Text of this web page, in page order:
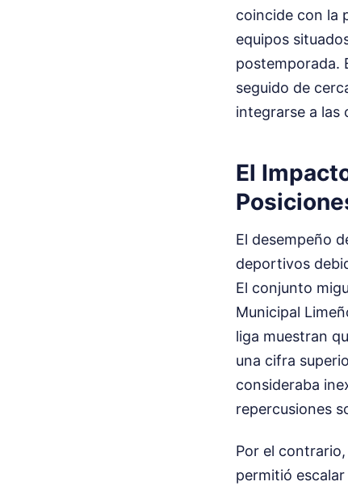
coincide con la
equipos
postemporada.
seguido de
integrarse a las
El
El desempeño
deportivos
El conjunto
Municipal
liga muestran
una cifra
consideraba
repercusiones
Por el
permitió